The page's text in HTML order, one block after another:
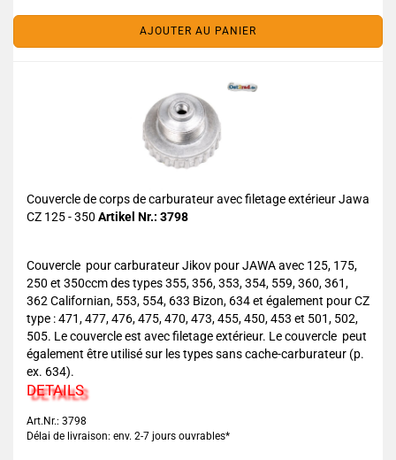
AJOUTER AU PANIER
Couvercle de corps de carburateur avec filetage extérieur Jawa
CZ 125 - 350 Artikel Nr.: 3798
Couvercle pour carburateur Jikov pour JAWA avec 125, 175,
250 et 350ccm des types 355, 356, 353, 354, 559, 360, 361,
362 Californian, 553, 554, 633 Bizon, 634 et également pour CZ
type : 471, 477, 476, 475, 470, 473, 455, 450, 453 et 501, 502,
505. Le couvercle est avec filetage extérieur. Le couvercle peut
également être utilisé sur les types sans cache-carburateur (p.
ex. 634).
DETAILS
Art.Nr.: 3798
Délai de livraison: env. 2-7 jours ouvrables*